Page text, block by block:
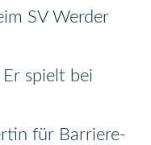
SV Werder
Er spielt bei
für Barriere-